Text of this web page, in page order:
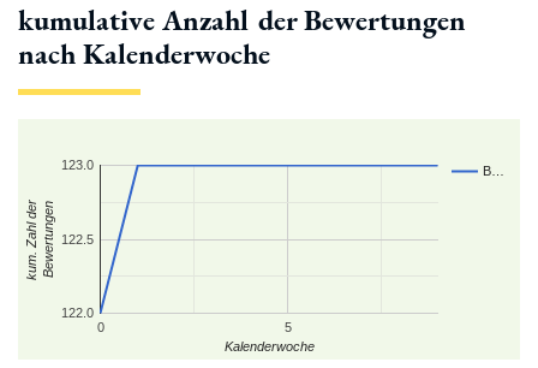
kumulative Anzahl der Bewertungen
nach Kalenderwoche
B…
0 5
122.0
122.5
123.0
Kalenderwoche
kum. Zahl derBewertungen